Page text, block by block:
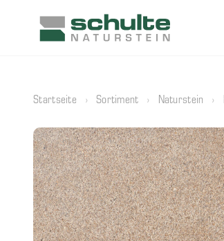
Startseite › Sortiment › Naturstein ›